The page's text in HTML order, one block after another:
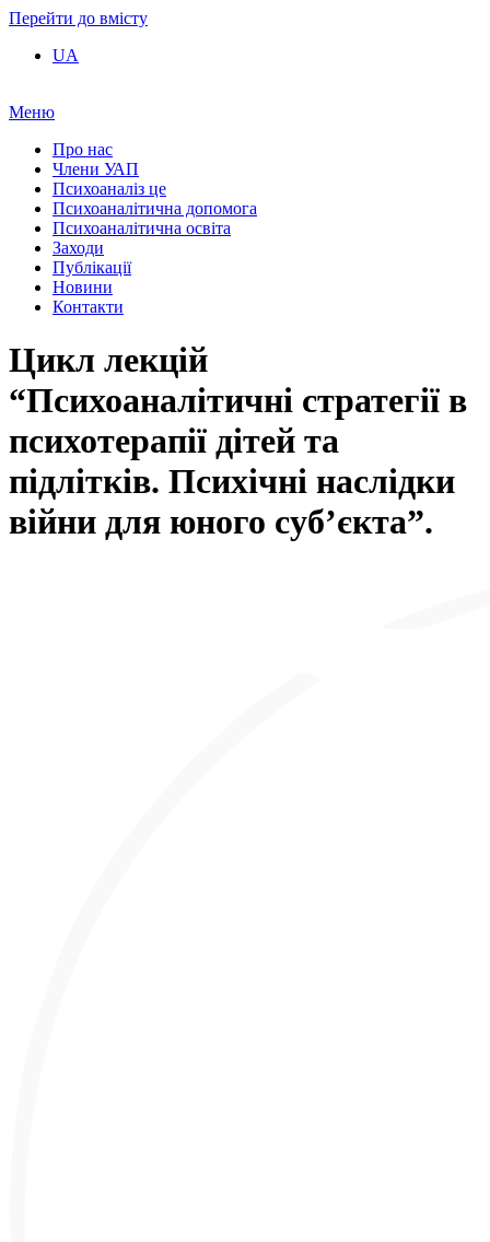
Перейти до вмісту
UA
Меню
Про нас
Члени УАП
Психоаналіз це
Психоаналітична допомога
Психоаналітична освіта
Заходи
Публікації
Новини
Контакти
Цикл лекцій
“Психоаналітичні стратегії в
психотерапії дітей та
підлітків. Психічні наслідки
війни для юного суб’єкта”.